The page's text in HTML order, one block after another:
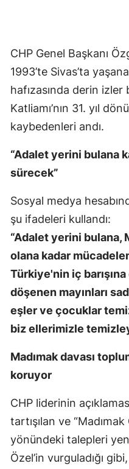
CHP Genel Başkanı
1993’te Sivas’ta
hafızasında derin izler
Katliamı’nın 31. yıl
kaybedenleri andı.
“Adalet yerini bulana
sürecek”
Sosyal medya
şu ifadeleri kullandı:
“Adalet yerini bulana,
olana kadar
Türkiye'nin iç
döşenen mayınları
eşler ve çocuklar
biz ellerimizle
Madımak davası
koruyor
CHP liderinin
tartışılan ve “Madımak
yönündeki talepleri
Özel’in vurguladığı